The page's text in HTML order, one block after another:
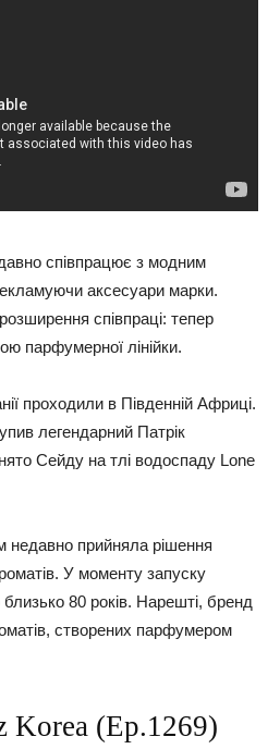
співпрацює з модним
аксесуари марки.
співпраці: тепер
парфумерної лінійки.
проходили в Південній Африці.
легендарний Патрік
Сейду на тлі водоспаду Lone
недавно прийняла рішення
У моменту запуску
80 років. Нарешті, бренд
створених парфумером
Korea (Ep.1269)